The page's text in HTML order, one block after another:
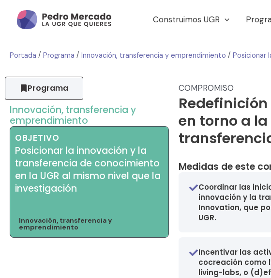
Construimos UGR
Portada / Programa / Innovación, transferencia y emprendimiento /
Programa
Innovación, transferencia y
emprendimiento
OBJETIVO
Posicionar la innovación y la
transferencia de conocimiento
en la UGR al mismo nivel que la
investigación
Innovación, transferencia y
emprendimiento
COMPROMISO
en torno a
Medidas de este
Coordinar las
innovación y la
Innovation, que
UGR.
Incentivar las
cocreación como
living-labs, o